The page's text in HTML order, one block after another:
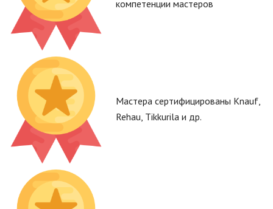
компетенции мастеров
Мастера сертифицированы Knauf,
Rehau, Tikkurila и др.